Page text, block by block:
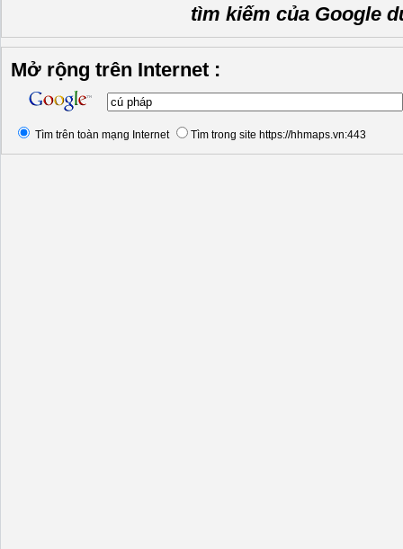
tìm kiếm của Google
Mở rộng trên Internet :
Tìm trên toàn mạng Internet Tìm trong site https://hhmaps.vn:443